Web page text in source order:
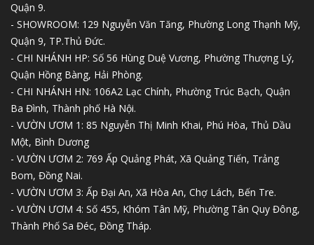
Quận 9.
- SHOWROOM: 129 Nguyễn Văn Tăng, Phường Long Thạnh Mỹ,
Quận 9, TP.Thủ Đức.
- CHI NHÁNH HP: Số 56 Hùng Duệ Vương, Phường Thượng Lý,
Quận Hồng Bàng, Hải Phòng.
- CHI NHÁNH HN: 106A2 Lạc Chính, Phường Trúc Bạch, Quận
Ba Đình, Thành phố Hà Nội.
- VƯỜN ƯƠM 1: 85 Nguyễn Thị Minh Khai, Phú Hòa, Thủ Dầu
Một, Bình Dương
- VƯỜN ƯƠM 2: 769 Ấp Quảng Phát, Xã Quảng Tiến, Trảng
Bom, Đồng Nai.
- VƯỜN ƯƠM 3: Ấp Đại An, Xã Hòa An, Chợ Lách, Bến Tre.
- VƯỜN ƯƠM 4: Số 455, Khóm Tân Mỹ, Phường Tân Quy Đông,
Thành Phố Sa Đéc, Đồng Tháp.